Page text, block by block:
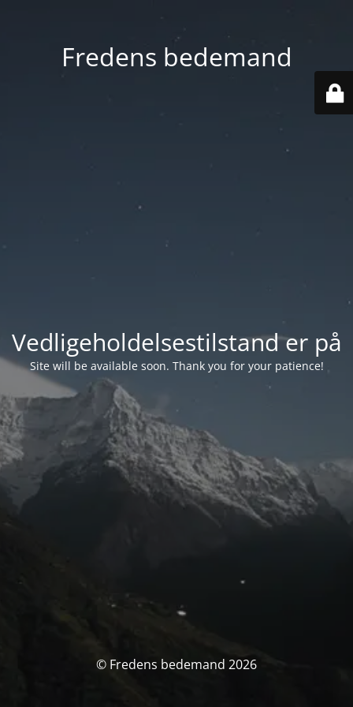
Fredens bedemand
Vedligeholdelsestilstand er på
Site will be available soon. Thank you for your patience!
© Fredens bedemand 2026